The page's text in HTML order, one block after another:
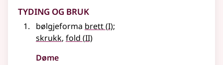
Tyding og bruk
bølgjeforma brett(1
I);
skrukk, fold (2
II)
Døme